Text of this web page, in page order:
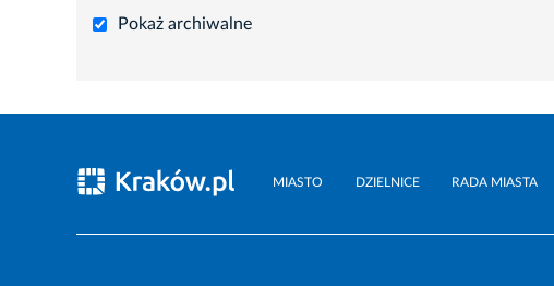
Pokaż archiwalne
MIASTO DZIELNICE RADA MIASTA